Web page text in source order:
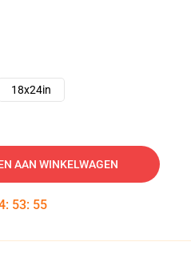
18x24in
AAN WINKELWAGEN
: 53: 54